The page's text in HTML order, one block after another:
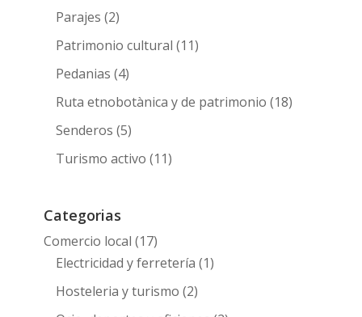
Parajes (2)
Patrimonio cultural (11)
Pedanias (4)
Ruta etnobotànica y de patrimonio (18)
Senderos (5)
Turismo activo (11)
Categorias
Comercio local (17)
Electricidad y ferretería (1)
Hosteleria y turismo (2)